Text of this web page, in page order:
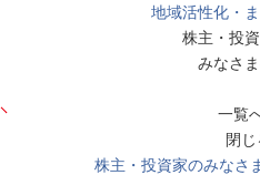
地域活性化・
株主・投
みなさ
一覧
閉じ
株主・投資家のみなさ